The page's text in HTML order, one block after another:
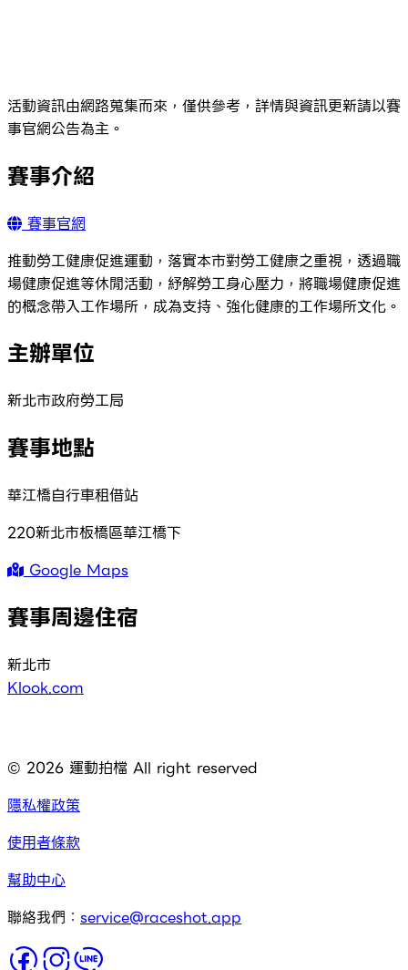
活動資訊由網路蒐集而來，僅供參考，詳情與資訊更新請以賽
事官網公告為主。
賽事介紹
賽事官網
推動勞工健康促進運動，落實本市對勞工健康之重視，透過職
場健康促進等休閒活動，紓解勞工身心壓力，將職場健康促進
的概念帶入工作場所，成為支持、強化健康的工作場所文化。
主辦單位
新北市政府勞工局
賽事地點
華江橋自行車租借站
220新北市板橋區華江橋下
Google Maps
賽事周邊住宿
新北市
Klook.com
© 2026 運動拍檔 All right reserved
隱私權政策
使用者條款
幫助中心
聯絡我們： service@raceshot.app